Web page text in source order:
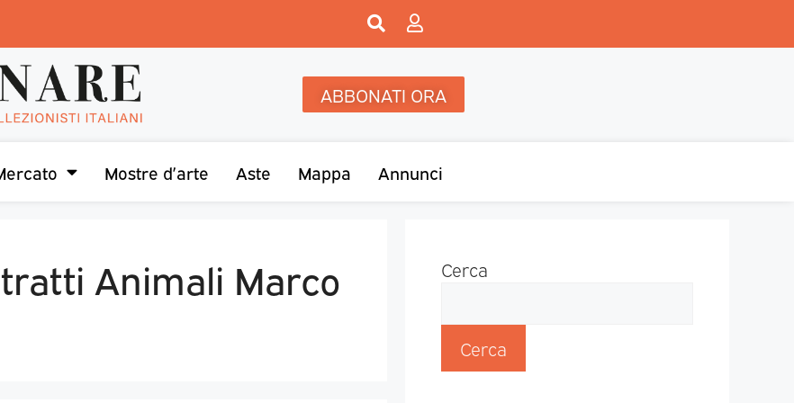
ABBONATI ORA
Mostre d’arte Aste Mappa Annunci
Animali Marco
Cerca
Cerca